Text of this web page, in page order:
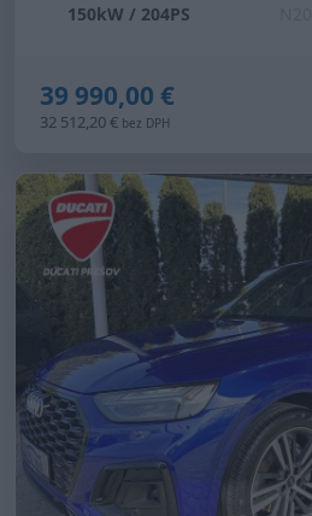
150kW / 204PS
39 990,00 €
32 512,20 € bez DPH